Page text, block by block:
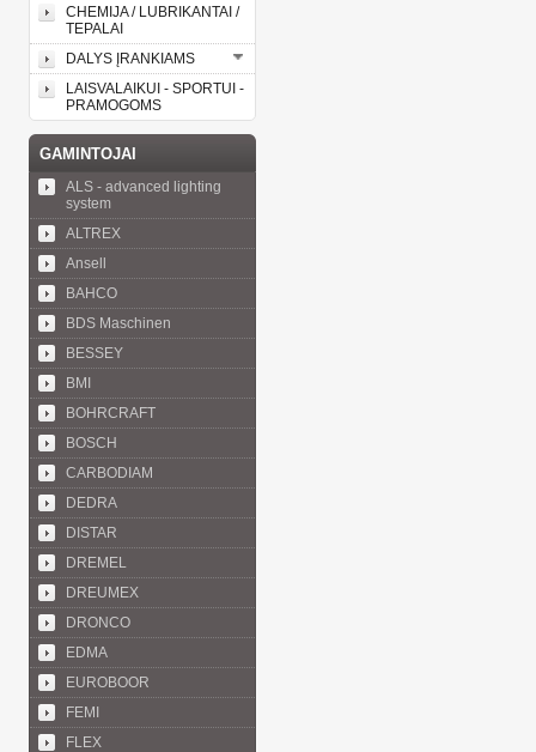
CHEMIJA / LUBRIKANTAI /
TEPALAI
DALYS ĮRANKIAMS
LAISVALAIKUI - SPORTUI -
PRAMOGOMS
GAMINTOJAI
ALS - advanced lighting
system
ALTREX
Ansell
BAHCO
BDS Maschinen
BESSEY
BMI
BOHRCRAFT
BOSCH
CARBODIAM
DEDRA
DISTAR
DREMEL
DREUMEX
DRONCO
EDMA
EUROBOOR
FEMI
FLEX